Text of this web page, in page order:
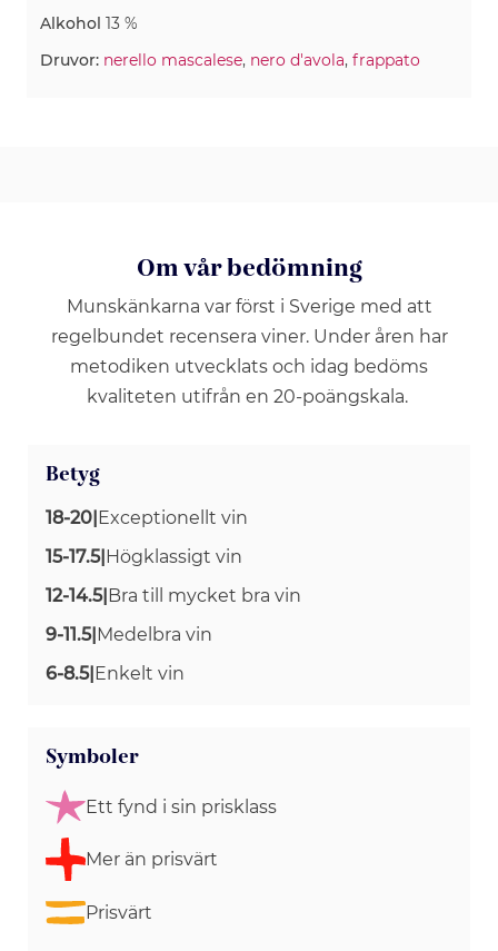
Alkohol 13 %
Druvor: nerello mascalese, nero d'avola, frappato
Om vår bedömning
Munskänkarna var först i Sverige med att
regelbundet recensera viner. Under åren har
metodiken utvecklats och idag bedöms
kvaliteten utifrån en 20-poängskala.
Betyg
18-20 Exceptionellt vin
15-17.5| Högklassigt vin
12-14.5| Bra till mycket bra vin
9-11.5| Medelbra vin
6-8.5| Enkelt vin
Symboler
Ett fynd i sin prisklass
Mer än prisvärt
Prisvärt